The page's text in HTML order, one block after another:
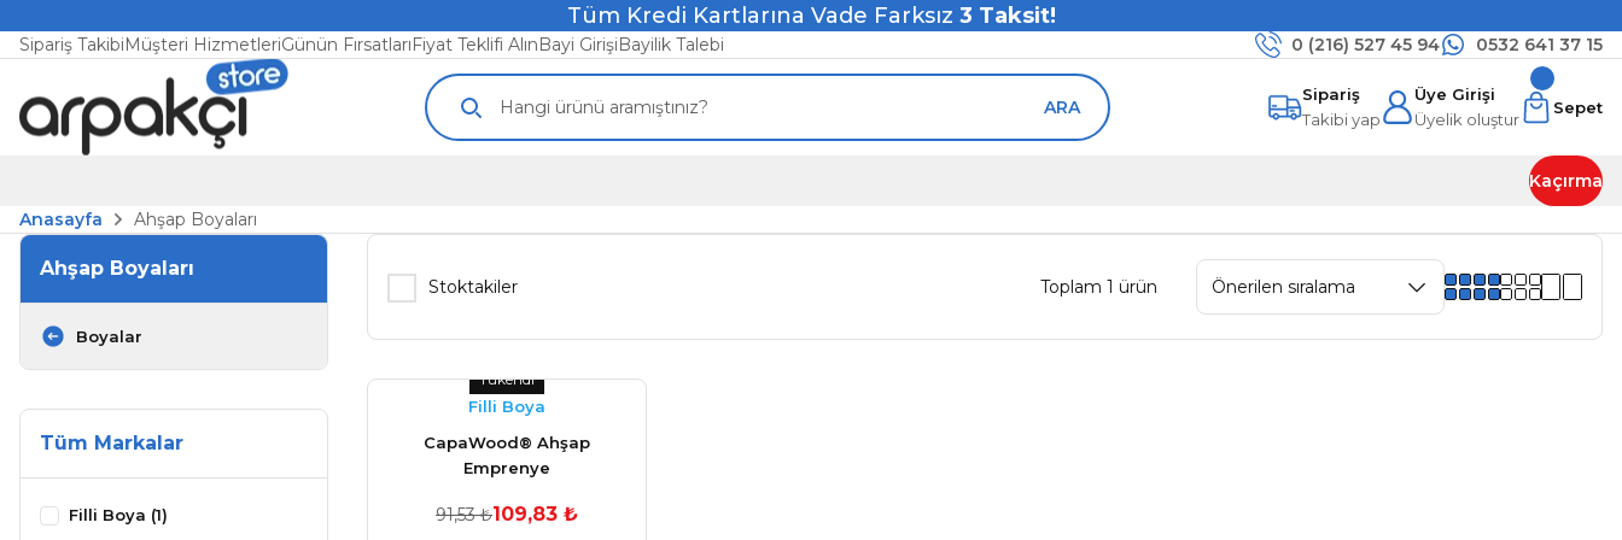
Tüm Kredi Kartlarına Vade Farksız 3 Taksit!
Sipariş TakibiMüşteri HizmetleriGünün FırsatlarıFiyat Teklifi AlınBayi GirişiBayilik Talebi 0 (216) 527 45 94 0532 641 37 15
ARA
Sipariş
Takibi yap
Üye Girişi
Üyelik oluştur
Sepet
Kaçırma
Anasayfa
Ahşap Boyaları
Ahşap Boyaları
Boyalar
Tüm Markalar
Filli Boya (1)
Stoktakiler Toplam 1 ürün
Tükendi
Filli Boya
CapaWood® Ahşap
Emprenye
Lt
91,53 ₺109,83 ₺